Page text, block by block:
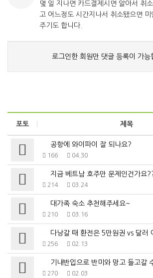
몇 일 지나면 카드결제시면 알아서 취
고 어느정도 시간지나서 취소됐으면
주기도 합니다.
로그인한 회원만 댓글 등록이 가능
포토 제목
공항에 와이파이 잘 되나요?
166 04.30
지금 베트남 호주만 문제인건가요
214 03.24
대가족 숙소 추천해주세요~
210 03.16
다낭갈 때 환전은 5만원권 vs 달러
256 02.13
기내반입으로 반미와 망고 들고갈
270 02.03